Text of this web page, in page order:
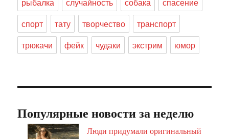
рыбалка
случайность собака
спасение
спорт
тату творчество
транспорт
трюкачи
фейк чудаки экстрим юмор
Популярные новости за неделю
Люди придумали оригинальный